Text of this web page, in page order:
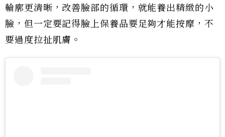
輪廓更清晰，改善臉部的循環，就能養出精緻的小
臉，但一定要記得臉上保養品要足夠才能按摩，不
要過度拉扯肌膚。